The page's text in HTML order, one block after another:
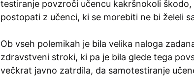
testiranje povzroči učencu kakršnokoli
postopati z učenci, ki se morebiti ne bi želeli
Ob vseh polemikah je bila velika naloga
zdravstveni stroki, ki pa je bila glede tega
večkrat javno zatrdila, da samotestiranje